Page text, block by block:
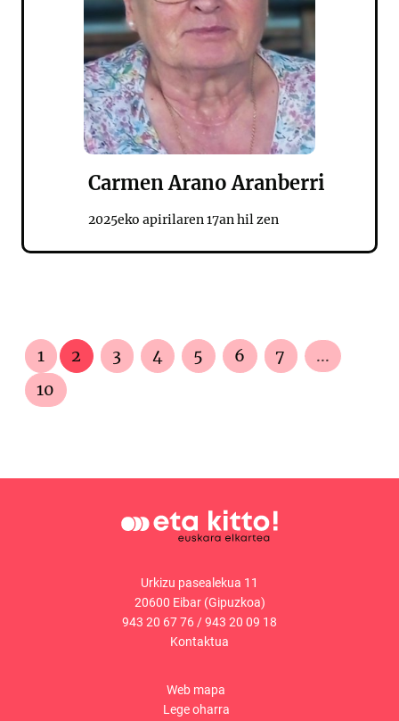
Carmen Arano Aranberri
2025eko apirilaren 17an hil zen
1 2 3 4 5 6 7
...
10
Urkizu pasealekua 11
20600 Eibar (Gipuzkoa)
943 20 67 76/943 20 09 18
Kontaktua
Web mapa
Lege oharra